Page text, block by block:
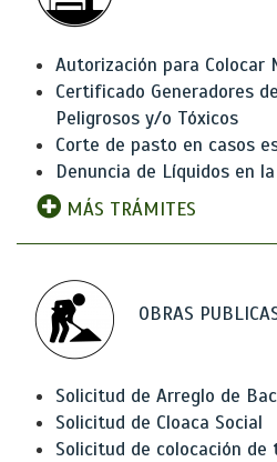
Autorización para Colocar
Certificado Generadores
Peligrosos y/o Tóxicos
Corte de pasto en casos
Denuncia de Líquidos en
MÁS TRÁMITES
OBRAS
Solicitud de Arreglo de
Solicitud de Cloaca Social
Solicitud de colocación de